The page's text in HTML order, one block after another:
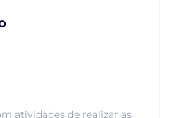
atividades de realizar as